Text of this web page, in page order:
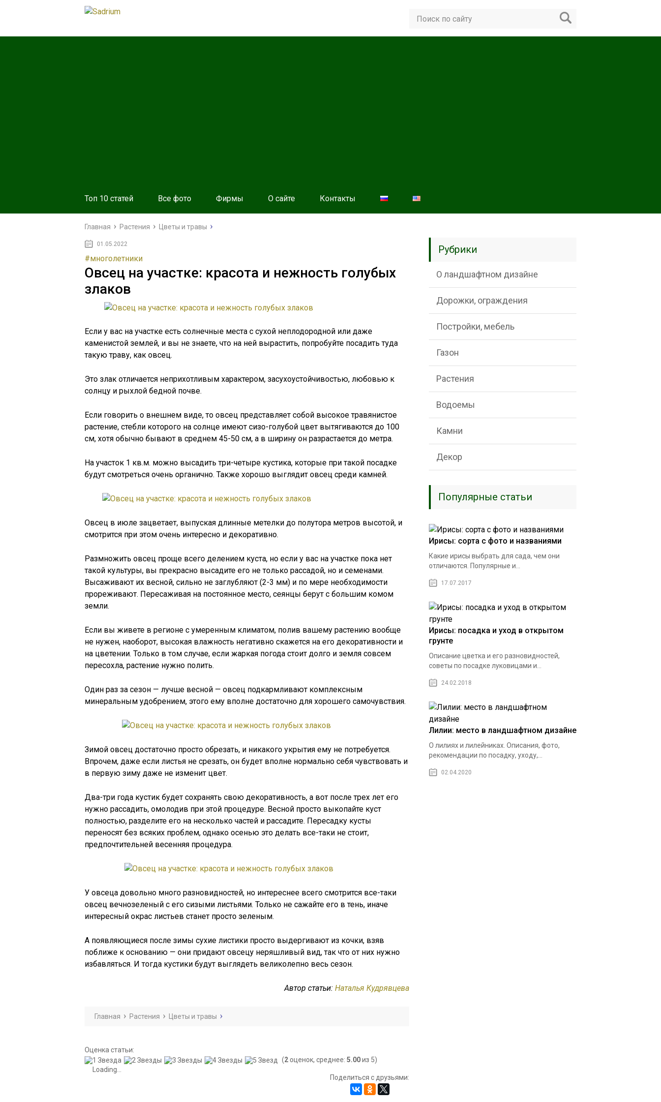
Топ 10 статей Все фото Фирмы О сайте Контакты
Главная Растения Цветы и травы
01.05.2022
#многолетники
Овсец на участке: красота и нежность голубых
злаков
Если у вас на участке есть солнечные места с сухой неплодородной или даже
каменистой землей, и вы не знаете, что на ней вырастить, попробуйте посадить туда
такую траву, как овсец.
Это злак отличается неприхотливым характером, засухоустойчивостью, любовью к
солнцу и рыхлой бедной почве.
Если говорить о внешнем виде, то овсец представляет собой высокое травянистое
растение, стебли которого на солнце имеют сизо-голубой цвет вытягиваются до 100
см, хотя обычно бывают в среднем 45-50 см, а в ширину он разрастается до метра.
На участок 1 кв.м. можно высадить три-четыре кустика, которые при такой посадке
будут смотреться очень органично. Также хорошо выглядит овсец среди камней.
Овсец в июле зацветает, выпуская длинные метелки до полутора метров высотой, и
смотрится при этом очень интересно и декоративно.
Размножить овсец проще всего делением куста, но если у вас на участке пока нет
такой культуры, вы прекрасно высадите его не только рассадой, но и семенами.
Высаживают их весной, сильно не заглубляют (2-3 мм) и по мере необходимости
прореживают. Пересаживая на постоянное место, сеянцы берут с большим комом
земли.
Если вы живете в регионе с умеренным климатом, полив вашему растению вообще
не нужен, наоборот, высокая влажность негативно скажется на его декоративности и
на цветении. Только в том случае, если жаркая погода стоит долго и земля совсем
пересохла, растение нужно полить.
Один раз за сезон — лучше весной — овсец подкармливают комплексным
минеральным удобрением, этого ему вполне достаточно для хорошего самочувствия.
Зимой овсец достаточно просто обрезать, и никакого укрытия ему не потребуется.
Впрочем, даже если листья не срезать, он будет вполне нормально себя чувствовать и
в первую зиму даже не изменит цвет.
Два-три года кустик будет сохранять свою декоративность, а вот после трех лет его
нужно рассадить, омолодив при этой процедуре. Весной просто выкопайте куст
полностью, разделите его на несколько частей и рассадите. Пересадку кусты
переносят без всяких проблем, однако осенью это делать все-таки не стоит,
предпочтительней весенняя процедура.
У овсеца довольно много разновидностей, но интереснее всего смотрится все-таки
овсец вечнозеленый с его сизыми листьями. Только не сажайте его в тень, иначе
интересный окрас листьев станет просто зеленым.
А появляющиеся после зимы сухие листики просто выдергивают из кочки, взяв
поближе к основанию — они придают овсецу неряшливый вид, так что от них нужно
избавляться. И тогда кустики будут выглядеть великолепно весь сезон.
Автор статьи: Наталья Кудрявцева
Главная Растения Цветы и травы
Оценка статьи:
(2оценок, среднее: 5.00из 5)
Loading...
Поделиться с друзьями:
Рубрики
О ландшафтном дизайне
Дорожки, ограждения
Постройки, мебель
Газон
Растения
Водоемы
Камни
Декор
Популярные статьи
Ирисы: сорта с фото и названиями
Какие ирисы выбрать для сада, чем они
отличаются. Популярные и...
17.07.2017
Ирисы: посадка и уход в открытом
грунте
Описание цветка и его разновидностей,
советы по посадке луковицами и...
24.02.2018
Лилии: место в ландшафтном дизайне
О лилиях и лилейниках. Описания, фото,
рекомендации по посадку, уходу,...
02.04.2020